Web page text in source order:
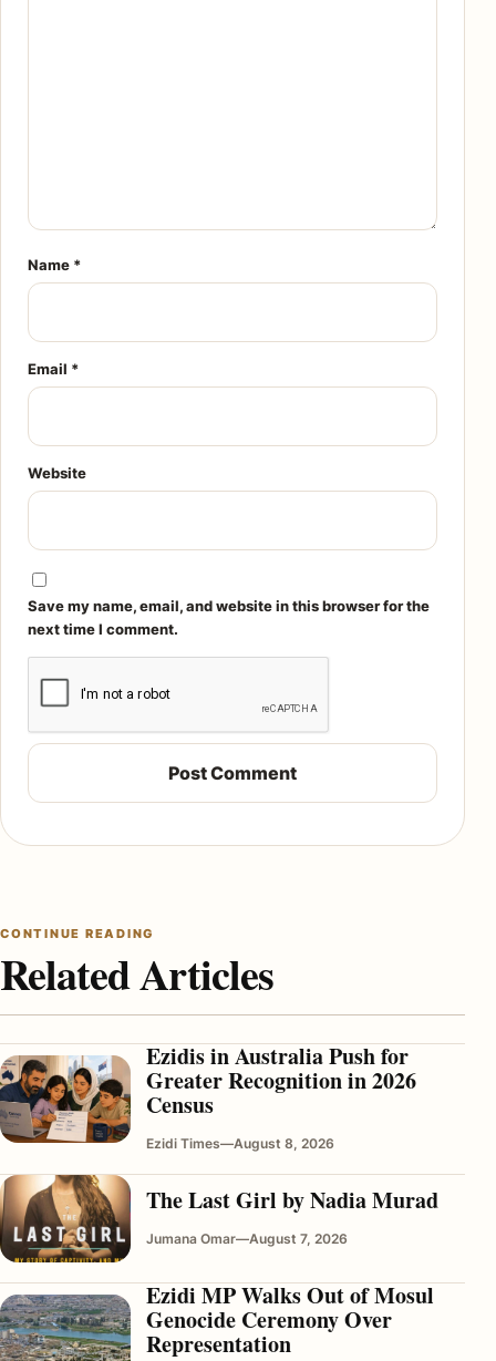
Name *
Email *
Website
Save my name, email, and website in this browser for the
next time I comment.
CONTINUE READING
Related Articles
Ezidis in Australia Push for
Greater Recognition in 2026
Census
Ezidi Times—August 8, 2026
The Last Girl by Nadia Murad
Jumana Omar—August 7, 2026
Ezidi MP Walks Out of Mosul
Genocide Ceremony Over
Representation